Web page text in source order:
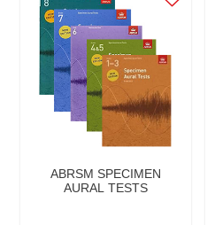
ABRSM SPECIMEN
AURAL TESTS